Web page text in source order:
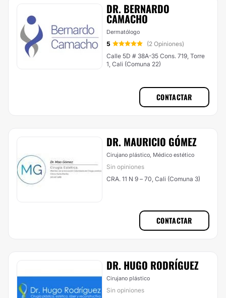
DR. BERNARDO
CAMACHO
Dermatólogo
5
(2 Opiniones)
Calle 5D # 38A-35 Cons. 719, Torre
1, Cali (Comuna 22)
CONTACTAR
DR. MAURICIO GÓMEZ
Cirujano plástico, Médico estético
Sin opiniones
CRA. 11 N 9 – 70, Cali (Comuna 3)
CONTACTAR
DR. HUGO RODRÍGUEZ
Cirujano plástico
Sin opiniones